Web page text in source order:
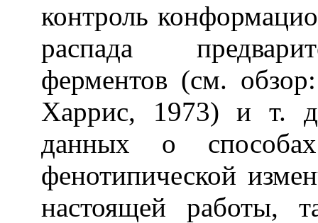
контроль
распада
ферментов (см.
Харрис, 1973) и т.
данных о способах
фенотипической
настоящей работы,